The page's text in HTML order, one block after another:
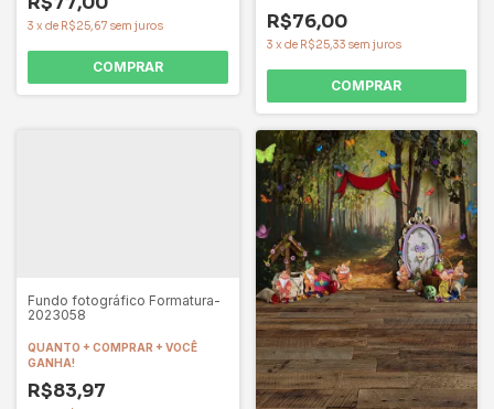
3 x de R$25,67 sem juros
COMPRAR
R$76,00
3 x de R$25,33 sem juros
COMPRAR
Fundo fotográfico Formatura-
2023058
QUANTO + COMPRAR + VOCÊ
GANHA!
R$83,97